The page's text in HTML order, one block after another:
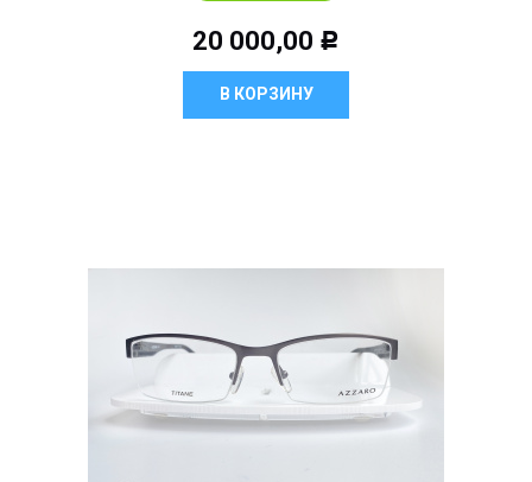
20 000,00 Р
В КОРЗИНУ